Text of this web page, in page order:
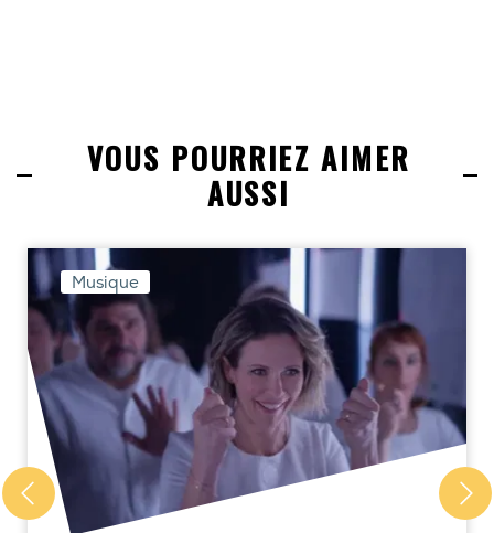
VOUS POURRIEZ AIMER
AUSSI
Musique